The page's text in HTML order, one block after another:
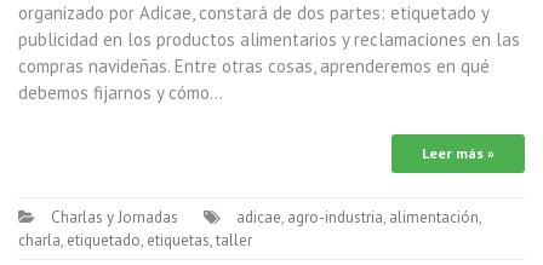
organizado por Adicae, constará de dos partes: etiquetado y
publicidad en los productos alimentarios y reclamaciones en las
compras navideñas. Entre otras cosas, aprenderemos en qué
debemos fijarnos y cómo…
Leer más »
Charlas y Jornadas adicae, agro-industria, alimentación,
charla, etiquetado, etiquetas,taller